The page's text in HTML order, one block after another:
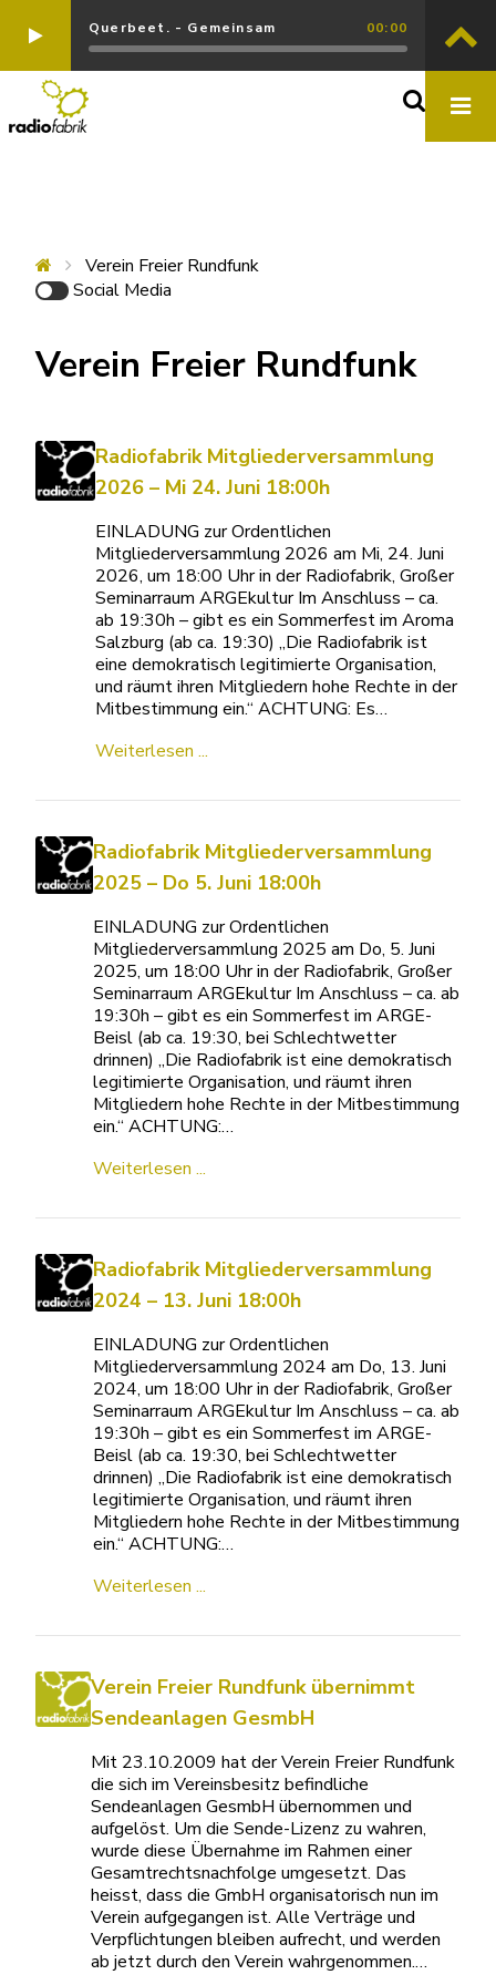
Querbeet. - Gemeinsam 00:00
Verein Freier Rundfunk
Social Media
Verein Freier Rundfunk
Radiofabrik Mitgliederversammlung
2026 – Mi 24. Juni 18:00h
EINLADUNG zur Ordentlichen
Mitgliederversammlung 2026 am Mi, 24. Juni
2026, um 18:00 Uhr in der Radiofabrik, Großer
Seminarraum ARGEkultur Im Anschluss – ca.
ab 19:30h – gibt es ein Sommerfest im Aroma
Salzburg (ab ca. 19:30) „Die Radiofabrik ist
eine demokratisch legitimierte Organisation,
und räumt ihren Mitgliedern hohe Rechte in der
Mitbestimmung ein.“ ACHTUNG: Es…
Weiterlesen ...
Radiofabrik Mitgliederversammlung
2025 – Do 5. Juni 18:00h
EINLADUNG zur Ordentlichen
Mitgliederversammlung 2025 am Do, 5. Juni
2025, um 18:00 Uhr in der Radiofabrik, Großer
Seminarraum ARGEkultur Im Anschluss – ca. ab
19:30h – gibt es ein Sommerfest im ARGE-
Beisl (ab ca. 19:30, bei Schlechtwetter
drinnen) „Die Radiofabrik ist eine demokratisch
legitimierte Organisation, und räumt ihren
Mitgliedern hohe Rechte in der Mitbestimmung
ein.“ ACHTUNG:…
Weiterlesen ...
Radiofabrik Mitgliederversammlung
2024 – 13. Juni 18:00h
EINLADUNG zur Ordentlichen
Mitgliederversammlung 2024 am Do, 13. Juni
2024, um 18:00 Uhr in der Radiofabrik, Großer
Seminarraum ARGEkultur Im Anschluss – ca. ab
19:30h – gibt es ein Sommerfest im ARGE-
Beisl (ab ca. 19:30, bei Schlechtwetter
drinnen) „Die Radiofabrik ist eine demokratisch
legitimierte Organisation, und räumt ihren
Mitgliedern hohe Rechte in der Mitbestimmung
ein.“ ACHTUNG:…
Weiterlesen ...
Verein Freier Rundfunk übernimmt
Sendeanlagen GesmbH
Mit 23.10.2009 hat der Verein Freier Rundfunk
die sich im Vereinsbesitz befindliche
Sendeanlagen GesmbH übernommen und
aufgelöst. Um die Sende-Lizenz zu wahren,
wurde diese Übernahme im Rahmen einer
Gesamtrechtsnachfolge umgesetzt. Das
heisst, dass die GmbH organisatorisch nun im
Verein aufgegangen ist. Alle Verträge und
Verpflichtungen bleiben aufrecht, und werden
ab jetzt durch den Verein wahrgenommen.…